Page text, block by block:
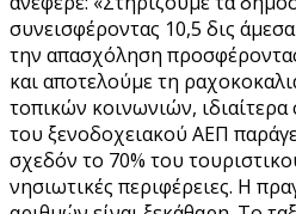
συνεισφέροντας 10,5 δις
την απασχόληση
και αποτελούμε τη
τοπικών κοινωνιών,
του ξενοδοχειακού ΑΕΠ
σχεδόν το 70% του
νησιωτικές περιφέρειες. Η